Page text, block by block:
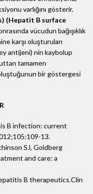
varlığını gösterir.
(Hepatit B surface
vücudun bağışıklık
karşı oluşturulan
antijeni) nin kaybolup
tamamen
bir göstergesi
B infection: current
13.
SJ, Goldberg
and care: a
B therapeutics.Clin